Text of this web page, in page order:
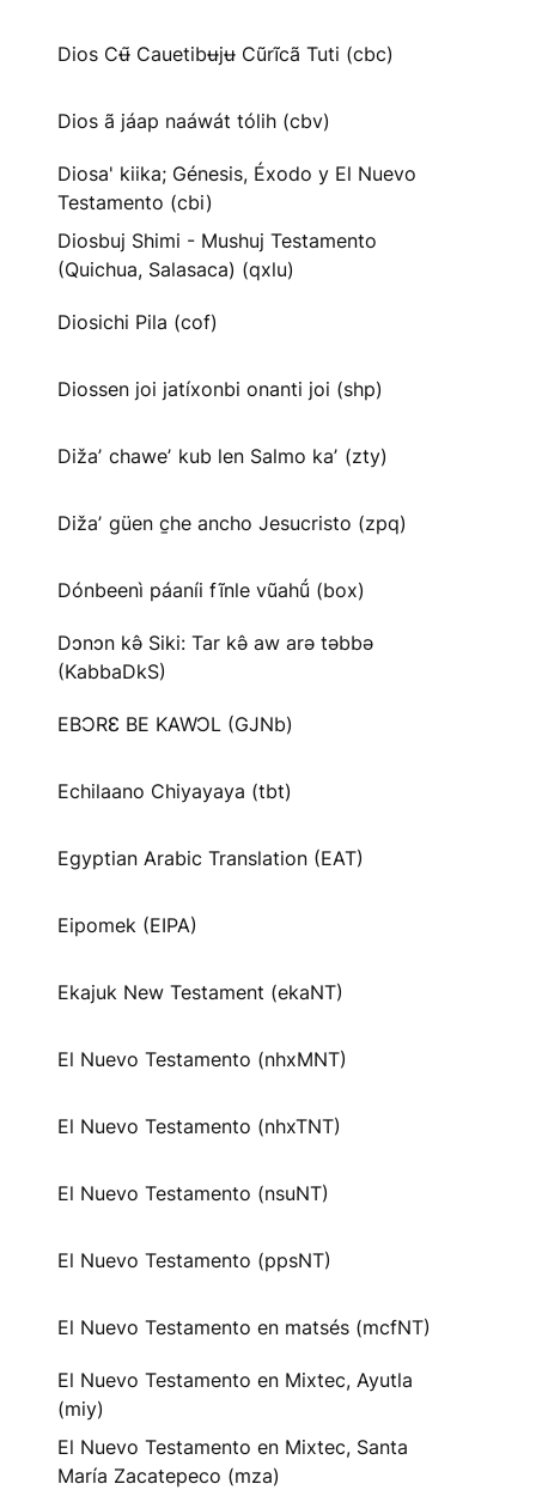
Dios Cʉ̃ Cauetibʉjʉ Cũrĩcã Tuti (cbc)
Dios ã jáap naáwát tólih (cbv)
Diosa' kiika; Génesis, Éxodo y El Nuevo
Testamento (cbi)
Diosbuj Shimi - Mushuj Testamento
(Quichua, Salasaca) (qxlu)
Diosichi Pila (cof)
Diossen joi jatíxonbi onanti joi (shp)
Dižaʼ chaweʼ kub len Salmo kaʼ (zty)
Dižaʼ güen c̱he ancho Jesucristo (zpq)
Dónbeenì páaníi fĩnle vũahṹ (box)
Dɔnɔn kə̂ Siki: Tar kə̂ aw arə təbbə
(KabbaDkS)
EBƆRƐ BE KAWƆL (GJNb)
Echilaano Chiyayaya (tbt)
Egyptian Arabic Translation (EAT)
Eipomek (EIPA)
Ekajuk New Testament (ekaNT)
El Nuevo Testamento (nhxMNT)
El Nuevo Testamento (nhxTNT)
El Nuevo Testamento (nsuNT)
El Nuevo Testamento (ppsNT)
El Nuevo Testamento en matsés (mcfNT)
El Nuevo Testamento en Mixtec, Ayutla
(miy)
El Nuevo Testamento en Mixtec, Santa
María Zacatepeco (mza)